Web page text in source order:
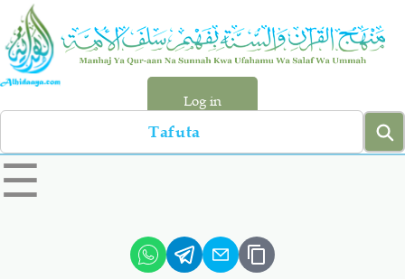
Skip
main
content
Log in
Search
left
sidebar
☰
Hadiyth